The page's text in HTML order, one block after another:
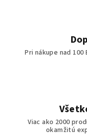
Pri nákupe nad 100
Viac ako 2000
okamžitú